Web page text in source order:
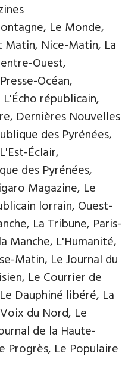
Le Monde,
Matin, Nice-Matin, La
Ouest,
Océan,
républicain,
Dernières Nouvelles
des Pyrénées,
Éclair,
des Pyrénées,
Magazine, Le
lorrain, Ouest-
La Tribune, Paris-
Manche, L'Humanité,
Matin, Le Journal du
Le Courrier de
Dauphiné libéré, La
du Nord, Le
de la Haute-
Progrès, Le Populaire